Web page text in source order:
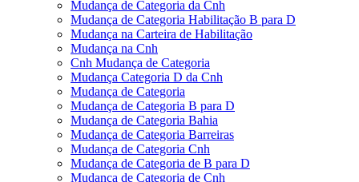
Mudança de Categoria da Cnh
Mudança de Categoria Habilitação B para D
Mudança na Carteira de Habilitação
Mudança na Cnh
Cnh Mudança de Categoria
Mudança Categoria D da Cnh
Mudança de Categoria
Mudança de Categoria B para D
Mudança de Categoria Bahia
Mudança de Categoria Barreiras
Mudança de Categoria Cnh
Mudança de Categoria de B para D
Mudança de Categoria de Cnh